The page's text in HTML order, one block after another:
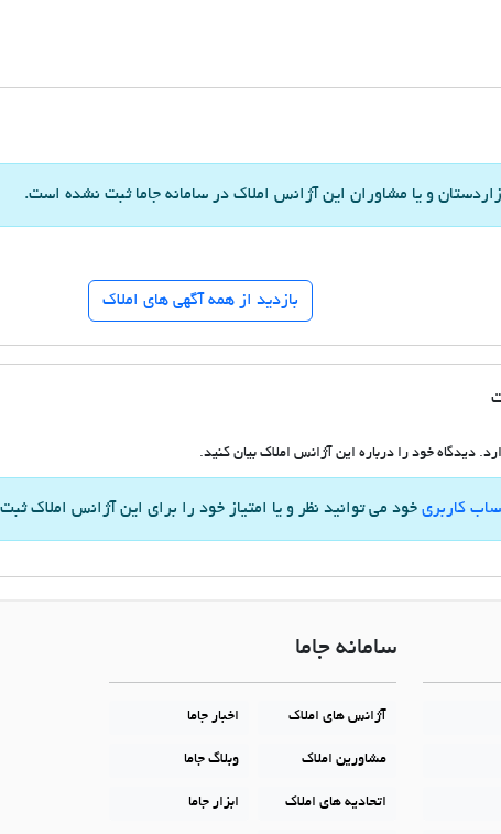
و یا مشاوران این آژانس املاک در سامانه جاما ثبت نشده است.
بازدید از همه آگهی های املاک
دیدگاه خود را درباره این آژانس املاک بیان کنید.
کاربری خود می توانید نظر و یا امتیاز خود را برای این آژانس املاک
سامانه جاما
آژانس های املاک اخبار جاما
مشاورین املاک وبلاگ جاما
اتحادیه های املاک ابزار جاما